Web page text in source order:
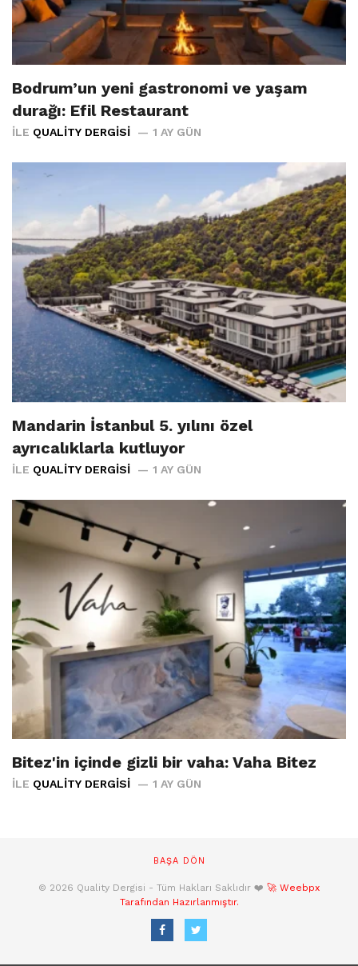
Bodrum’un yeni gastronomi ve yaşam
durağı: Efil Restaurant
İLE QUALITY DERGISI 1 AY GÜN
Mandarin İstanbul 5. yılını özel
ayrıcalıklarla kutluyor
İLE QUALITY DERGISI 1 AY GÜN
Bitez'in içinde gizli bir vaha: Vaha Bitez
İLE QUALITY DERGISI 1 AY GÜN
BAŞA DÖN
© 2026 Quality Dergisi - Tüm Hakları Saklıdır ❤️ 🚀 Weebpx
Tarafından Hazırlanmıştır.